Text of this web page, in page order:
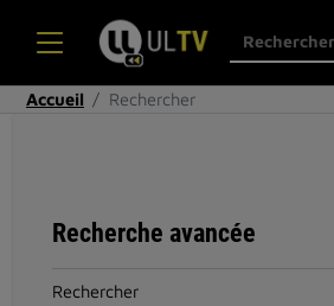
Accueil Rechercher
Recherche avancée
Rechercher